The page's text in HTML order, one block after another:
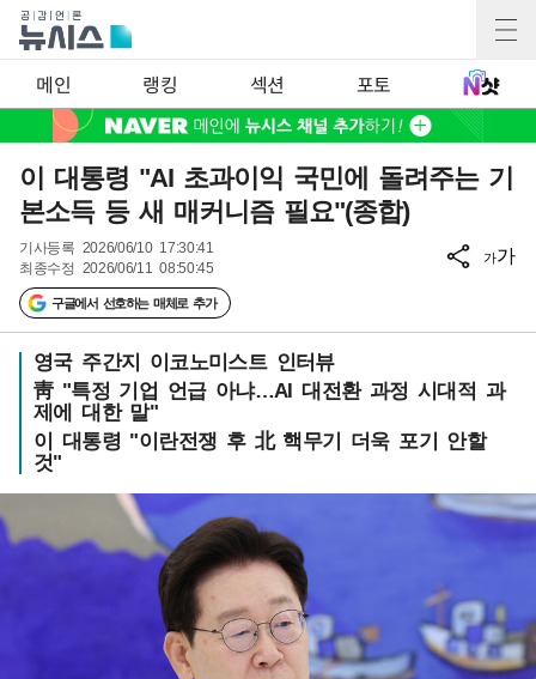
메인 랭킹 섹션 포토
이 대통령 "AI 초과이익 국민에 돌려주는 기
본소득 등 새 매커니즘 필요"(종합)
기사등록 2026/06/10 17:30:41
최종수정 2026/06/11 08:50:45
구글에서 선호하는 매체로 추가
가가
영국 주간지 이코노미스트 인터뷰
靑 "특정 기업 언급 아냐…AI 대전환 과정 시대적 과
제에 대한 말"
이 대통령 "이란전쟁 후 北 핵무기 더욱 포기 안할
것"